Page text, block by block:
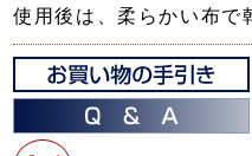
使用後は、柔らかい布で